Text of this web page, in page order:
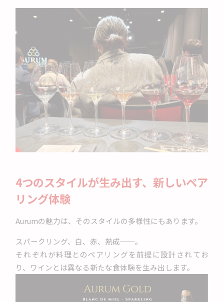
4つのスタイルが生み出す、新しいペア
リング体験
Aurumの魅力は、そのスタイルの多様性にもあります。
スパークリング、白、赤、熟成──。
それぞれが料理とのペアリングを前提に設計されてお
り、ワインとは異なる新たな食体験を生み出します。